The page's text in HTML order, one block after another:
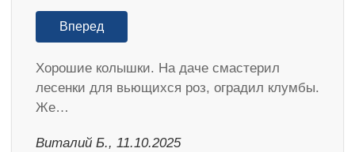
Вперед
Хорошие колышки. На даче смастерил
лесенки для вьющихся роз, оградил клумбы.
Же…
Виталий Б., 11.10.2025